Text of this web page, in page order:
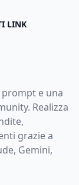
LINK
e una
Realizza
grazie a
Gemini,